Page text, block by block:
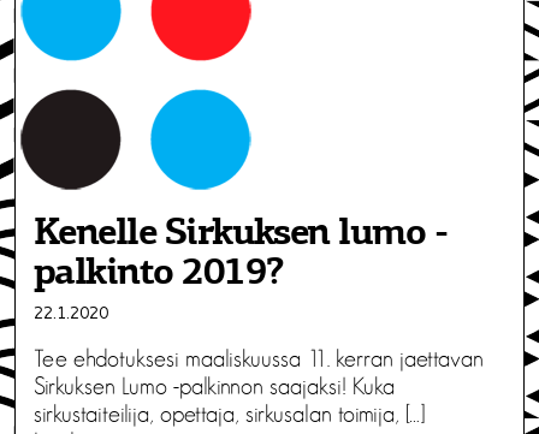
Kenelle Sirkuksen lumo -
palkinto 2019?
22.1.2020
Tee ehdotuksesi maaliskuussa 11. kerran jaettavan
Sirkuksen Lumo -palkinnon saajaksi! Kuka
sirkustaiteilija, opettaja, sirkusalan toimija, […]